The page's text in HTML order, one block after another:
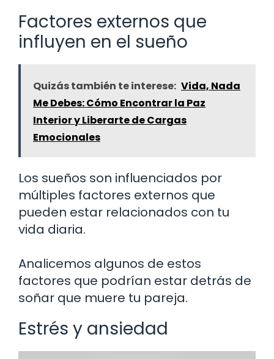
Factores externos que
influyen en el sueño
Quizás también te interese: Vida, Nada
Me Debes: Cómo Encontrar la Paz
Interior y Liberarte de Cargas
Emocionales
Los sueños son influenciados por
múltiples factores externos que
pueden estar relacionados con tu
vida diaria.
Analicemos algunos de estos
factores que podrían estar detrás de
soñar que muere tu pareja.
Estrés y ansiedad